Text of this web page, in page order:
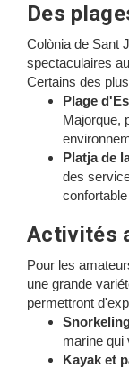
Des
Colònia de Sant
spectaculaires
Certains des
Plage
Majorque,
Platja de
des
Activités
Pour les
une grande
permettront
marine qui
Kayak et